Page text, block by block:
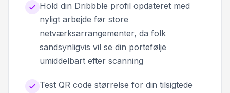
Hold din Dribbble profil opdateret med
nyligt arbejde før store
netværksarrangementer, da folk
sandsynligvis vil se din portefølje
umiddelbart efter scanning
Test QR code størrelse for din tilsigtede